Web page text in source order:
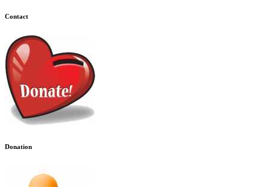
Contact
Donation